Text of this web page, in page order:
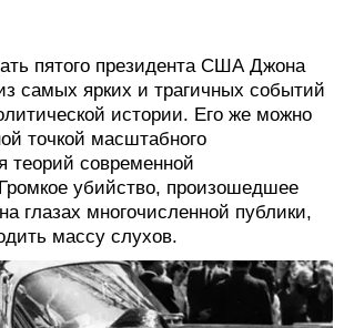
пятого президента США Джона
самых ярких и трагичных событий
истории. Его же можно
точкой масштабного
теорий современной
убийство, произошедшее
глазах многочисленной публики,
массу слухов.